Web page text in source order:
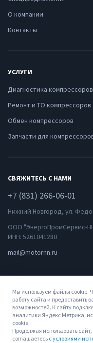
О компании
Контакты
УСЛУГИ
Диагностика компрессоров
Ремонт и ТО компрессоров
Обмен компрессоров
Запчасти для
СВЯЖИТЕСЬ С НАМИ
+7 (831) 266-06-01
Нижний Новгород, ул.
ООО "ЭнергоПромСервис-
ИНН: 5261041280
mail@motornn.ru
© 2022
ЭнергоПромСервис-
НН
Мы используем файлы cookie.
работу сайта и предоставить
возможностей. К сайту
аналитики Яндекс Метрика,
cookie.
Продолжая использовать
соглашаетесь сусловиями